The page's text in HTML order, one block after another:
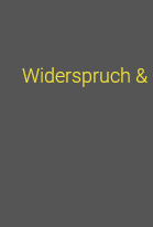
Widerspruch &